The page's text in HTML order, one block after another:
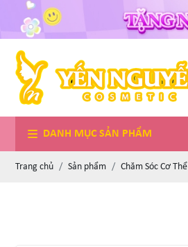
DANH MỤC SẢN PHẨM
Trang chủ Sản phẩm Chăm Sóc Cơ Thể